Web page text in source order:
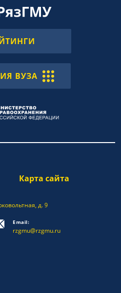
ВУЗА
Карта сайта
д. 9
Email:
rzgmu@rzgmu.ru